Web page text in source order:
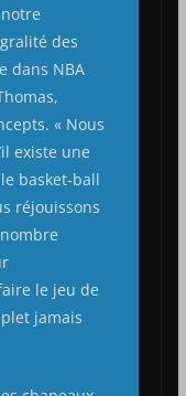
des
dans NBA
« Nous
existe une
basket-ball
réjouissons
le jeu de
jamais